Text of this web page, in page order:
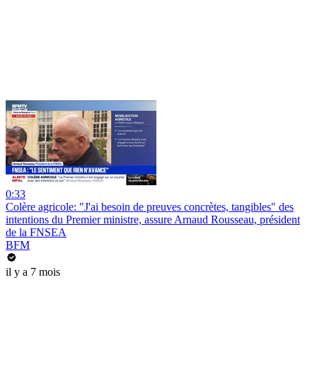
0:33
Colère agricole: "J'ai besoin de preuves concrètes, tangibles" des
intentions du Premier ministre, assure Arnaud Rousseau, président
de la FNSEA
BFM
il y a 7 mois